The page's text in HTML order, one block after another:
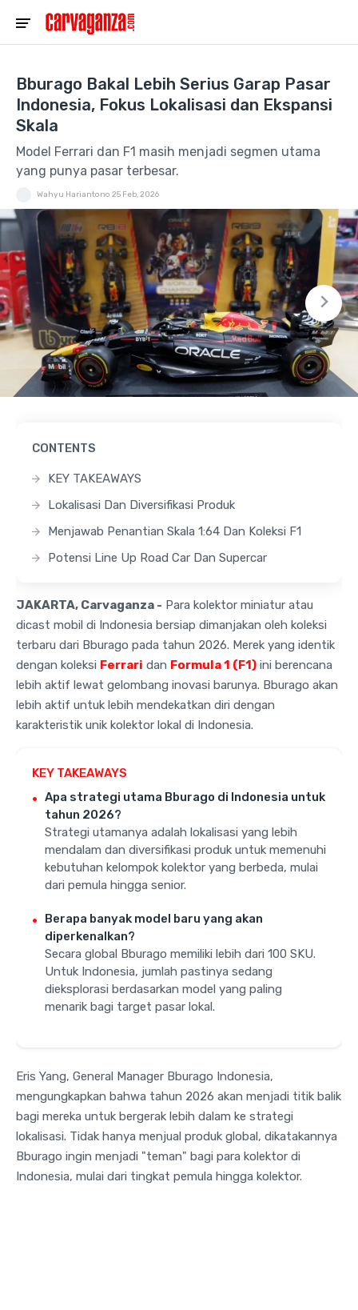
Bburago Bakal Lebih Serius Garap Pasar
Indonesia, Fokus Lokalisasi dan Ekspansi
Skala
Model Ferrari dan F1 masih menjadi segmen utama
yang punya pasar terbesar.
Wahyu Hariantono 25 Feb, 2026
CONTENTS
KEY TAKEAWAYS
Lokalisasi Dan Diversifikasi Produk
Menjawab Penantian Skala 1:64 Dan Koleksi F1
Potensi Line Up Road Car Dan Supercar
JAKARTA, Carvaganza - Para kolektor miniatur atau
dicast mobil di Indonesia bersiap dimanjakan oleh koleksi
terbaru dari Bburago pada tahun 2026. Merek yang identik
dengan koleksi Ferrari dan Formula 1 (F1) ini berencana
lebih aktif lewat gelombang inovasi barunya. Bburago akan
lebih aktif untuk lebih mendekatkan diri dengan
karakteristik unik kolektor lokal di Indonesia.
KEY TAKEAWAYS
Apa strategi utama Bburago di Indonesia untuk
tahun 2026?
Strategi utamanya adalah lokalisasi yang lebih
mendalam dan diversifikasi produk untuk memenuhi
kebutuhan kelompok kolektor yang berbeda, mulai
dari pemula hingga senior.
Berapa banyak model baru yang akan
diperkenalkan?
Secara global Bburago memiliki lebih dari 100 SKU.
Untuk Indonesia, jumlah pastinya sedang
dieksplorasi berdasarkan model yang paling
menarik bagi target pasar lokal.
Eris Yang, General Manager Bburago Indonesia,
mengungkapkan bahwa tahun 2026 akan menjadi titik balik
bagi mereka untuk bergerak lebih dalam ke strategi
lokalisasi. Tidak hanya menjual produk global, dikatakannya
Bburago ingin menjadi "teman" bagi para kolektor di
Indonesia, mulai dari tingkat pemula hingga kolektor.